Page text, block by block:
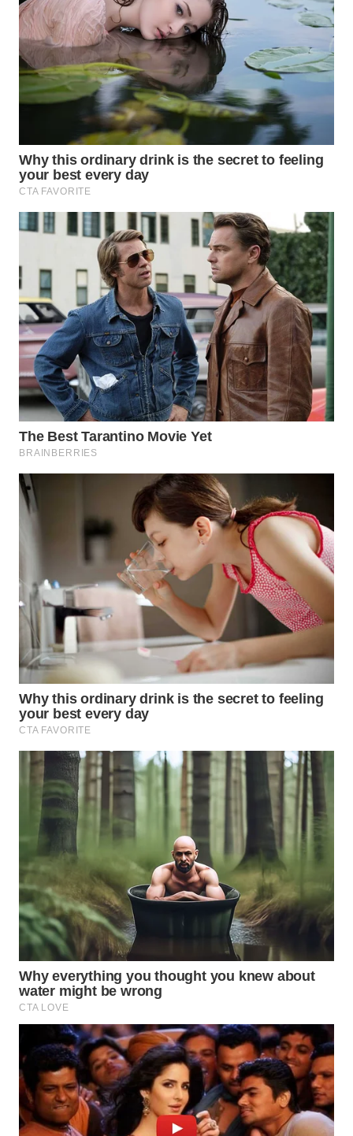
LABUHANBATU
WN
TAPANULI
TENGAH
SERDANG
WN
TINGGI
PAKPAK
WN
KARAWANG
WN
BEKASI
WN
BOGOR
DEPOK
UTARA
WN
SAMOSIR
WN
PADANG
LAWAS
WN
SUMEDANG
WN
CIANJUR
KEPULAUAN
SERIBU
WN
TANGERANG
WN
BINJAI
WN
CIREBON
WN